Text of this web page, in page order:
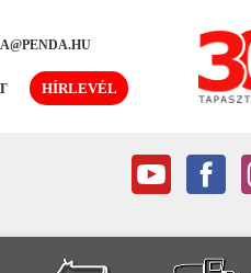
HÍRLEVÉL